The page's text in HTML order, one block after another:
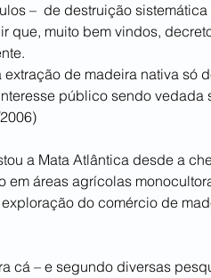
–  de destruição
que, muito bem vindos,
extração de madeira nativa só
público sendo vedada
a Mata Atlântica desde a
em áreas agrícolas
do comércio de
cá – e segundo diversas